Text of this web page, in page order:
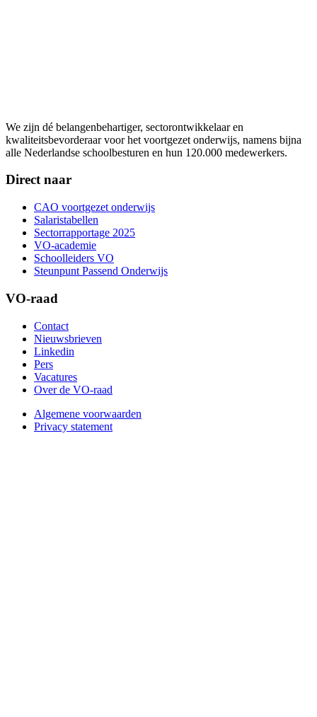
We zijn dé belangenbehartiger, sectorontwikkelaar en
kwaliteitsbevorderaar voor het voortgezet onderwijs, namens bijna
alle Nederlandse schoolbesturen en hun 120.000 medewerkers.
Direct naar
CAO voortgezet onderwijs
Salaristabellen
Sectorrapportage 2025
VO-academie
Schoolleiders VO
Steunpunt Passend Onderwijs
VO-raad
Contact
Nieuwsbrieven
Linkedin
Pers
Vacatures
Over de VO-raad
Algemene voorwaarden
Privacy statement